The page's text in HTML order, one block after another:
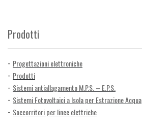
Prodotti
Progettazioni elettroniche
Prodotti
Sistemi antiallagamento M.P.S. – E.P.S.
Sistemi Fotovoltaici a Isola per Estrazione Acqua
Soccorritori per linee elettriche